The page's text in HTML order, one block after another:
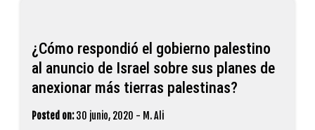
¿Cómo respondió el gobierno palestino
al anuncio de Israel sobre sus planes de
anexionar más tierras palestinas?
Posted on: 30 junio, 2020 - M. Ali